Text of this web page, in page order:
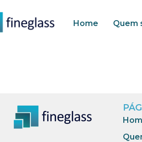
Home Quem